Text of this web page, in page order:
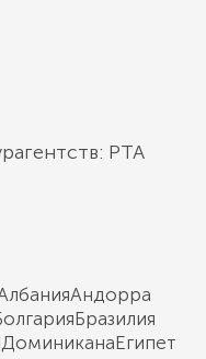
РТА
Андорра
Бразилия
ДоминиканаЕгипет